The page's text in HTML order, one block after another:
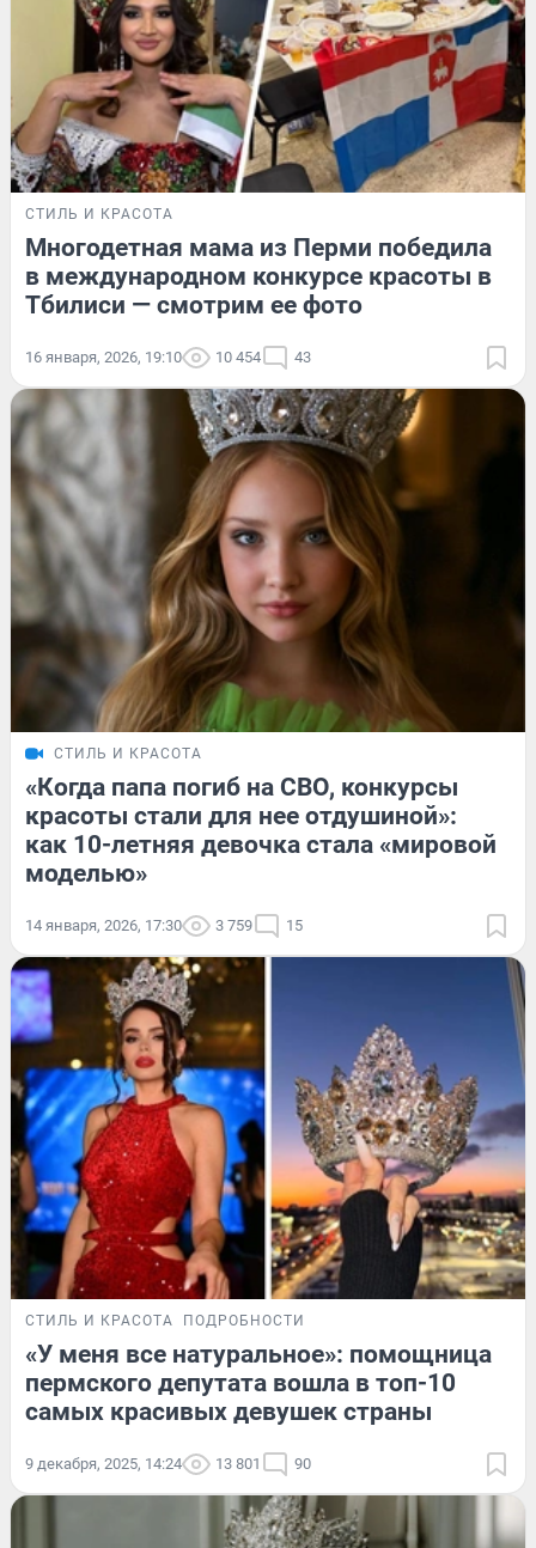
СТИЛЬ И КРАСОТА
Многодетная мама из Перми победила
в международном конкурсе красоты в
Тбилиси — смотрим ее фото
16 января, 2026, 19:10 10 454 43
СТИЛЬ И КРАСОТА
«Когда папа погиб на СВО, конкурсы
красоты стали для нее отдушиной»:
как 10-летняя девочка стала «мировой
моделью»
14 января, 2026, 17:30 3 759 15
СТИЛЬ И КРАСОТА ПОДРОБНОСТИ
«У меня все натуральное»: помощница
пермского депутата вошла в топ-10
самых красивых девушек страны
9 декабря, 2025, 14:24 13 801 90